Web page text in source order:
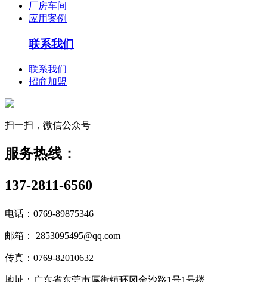
厂房车间
应用案例
联系我们
联系我们
招商加盟
扫一扫，微信公众号
服务热线：
137-2811-6560
电话：0769-89875346
邮箱： 2853095495@qq.com
传真：0769-82010632
地址：广东省东莞市厚街镇环冈金沙路1号1号楼